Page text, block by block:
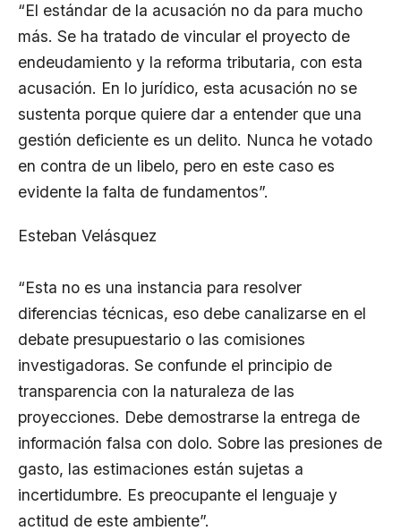
“El estándar de la acusación no da para mucho
más. Se ha tratado de vincular el proyecto de
endeudamiento y la reforma tributaria, con esta
acusación. En lo jurídico, esta acusación no se
sustenta porque quiere dar a entender que una
gestión deficiente es un delito. Nunca he votado
en contra de un libelo, pero en este caso es
evidente la falta de fundamentos”.
Esteban Velásquez
“Esta no es una instancia para resolver
diferencias técnicas, eso debe canalizarse en el
debate presupuestario o las comisiones
investigadoras. Se confunde el principio de
transparencia con la naturaleza de las
proyecciones. Debe demostrarse la entrega de
información falsa con dolo. Sobre las presiones de
gasto, las estimaciones están sujetas a
incertidumbre. Es preocupante el lenguaje y
actitud de este ambiente”.